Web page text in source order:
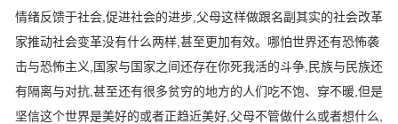
情绪反馈于社会,促进社会的进步,父母这样做跟名副其实的社会改革
家推动社会变革没有什么两样,甚至更加有效。哪怕世界还有恐怖袭
击与恐怖主义,国家与国家之间还存在你死我活的斗争,民族与民族还
有隔离与对抗,甚至还有很多贫穷的地方的人们吃不饱、穿不暖,但是
坚信这个世界是美好的或者正趋近美好,父母不管做什么或者想什么,